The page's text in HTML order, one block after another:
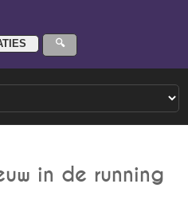
in de running